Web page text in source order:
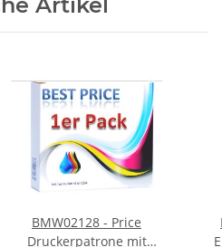
BMW02128 - Price
Druckerpatrone mit